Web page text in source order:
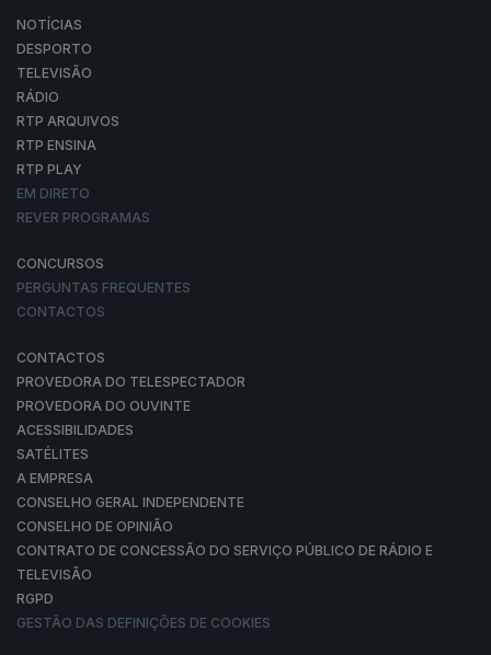
NOTÍCIAS
DESPORTO
TELEVISÃO
RÁDIO
RTP ARQUIVOS
RTP ENSINA
RTP PLAY
EM DIRETO
REVER PROGRAMAS
CONCURSOS
PERGUNTAS FREQUENTES
CONTACTOS
CONTACTOS
PROVEDORA DO TELESPECTADOR
PROVEDORA DO OUVINTE
ACESSIBILIDADES
SATÉLITES
A EMPRESA
CONSELHO GERAL INDEPENDENTE
CONSELHO DE OPINIÃO
CONTRATO DE CONCESSÃO DO SERVIÇO PÚBLICO DE RÁDIO E
TELEVISÃO
RGPD
GESTÃO DAS DEFINIÇÕES DE COOKIES